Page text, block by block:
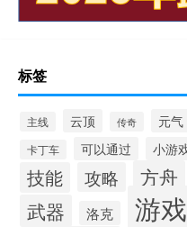
标签
主线 云顶 传奇 元气
卡丁车 可以通过 小游
技能 攻略 方舟
武器 洛克 游戏